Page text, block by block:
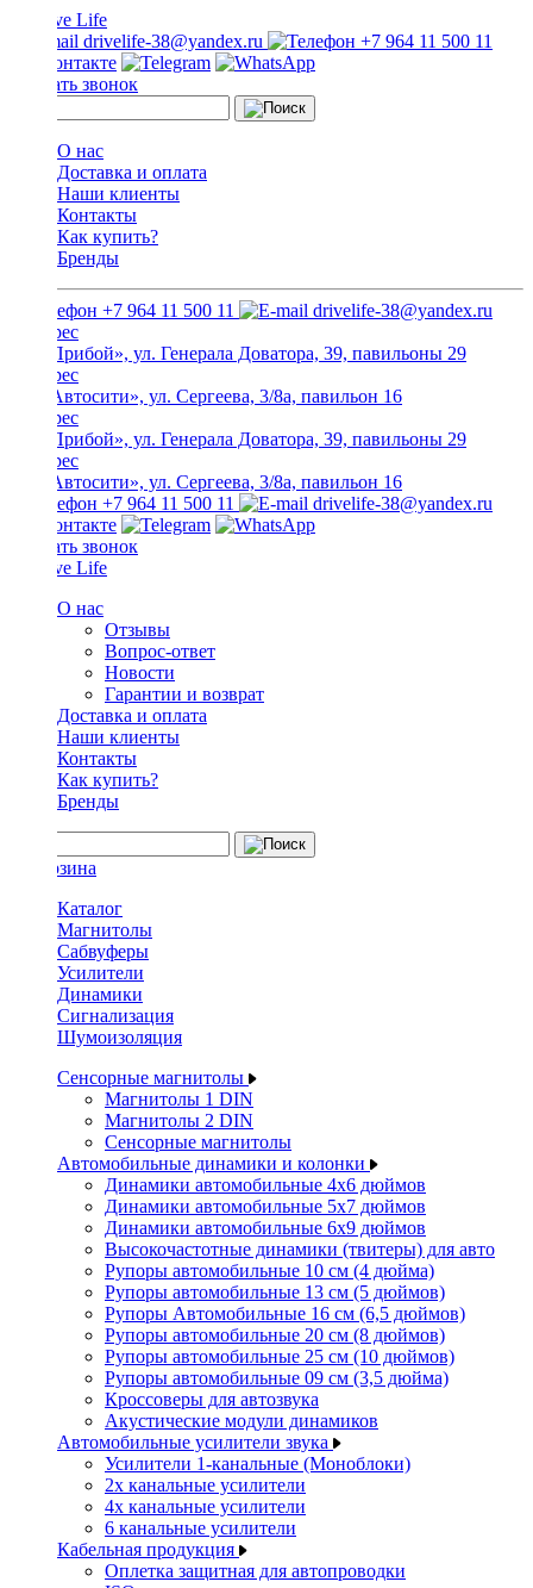
drivelife-38@yandex.ru +7 964 11 500 11
Заказать звонок
О нас
Доставка и оплата
Наши клиенты
Контакты
Как купить?
Бренды
+7 964 11 500 11 drivelife-38@yandex.ru
ТЦ «Прибой», ул. Генерала Доватора, 39, павильоны 29
ТЦ «Автосити», ул. Сергеева, 3/8а, павильон 16
ТЦ «Прибой», ул. Генерала Доватора, 39, павильоны 29
ТЦ «Автосити», ул. Сергеева, 3/8а, павильон 16
+7 964 11 500 11
drivelife-38@yandex.ru
Заказать звонок
О нас
Отзывы
Вопрос-ответ
Новости
Гарантии и возврат
Доставка и оплата
Наши клиенты
Контакты
Как купить?
Бренды
Каталог
Магнитолы
Сабвуферы
Усилители
Динамики
Сигнализация
Шумоизоляция
Сенсорные магнитолы
Магнитолы 1 DIN
Магнитолы 2 DIN
Сенсорные магнитолы
Автомобильные динамики и колонки
Динамики автомобильные 4x6 дюймов
Динамики автомобильные 5x7 дюймов
Динамики автомобильные 6x9 дюймов
Высокочастотные динамики (твитеры) для авто
Рупоры автомобильные 10 см (4 дюйма)
Рупоры автомобильные 13 см (5 дюймов)
Рупоры Автомобильные 16 см (6,5 дюймов)
Рупоры автомобильные 20 см (8 дюймов)
Рупоры автомобильные 25 см (10 дюймов)
Рупоры автомобильные 09 см (3,5 дюйма)
Кроссоверы для автозвука
Акустические модули динамиков
Автомобильные усилители звука
Усилители 1-канальные (Моноблоки)
2х канальные усилители
4х канальные усилители
6 канальные усилители
Кабельная продукция
Оплетка защитная для автопроводки